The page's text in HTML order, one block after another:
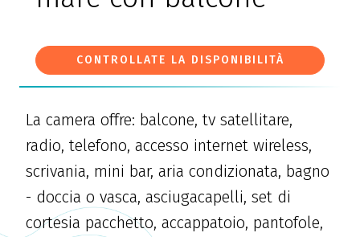
CONTROLLATE LA DISPONIBILITÀ
La camera offre: balcone, tv satellitare,
radio, telefono, accesso internet wireless,
scrivania, mini bar, aria condizionata, bagno
- doccia o vasca, asciugacapelli, set di
cortesia pacchetto, accappatoio, pantofole,